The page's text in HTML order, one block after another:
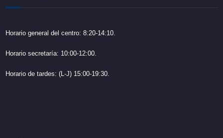
Horario general del centro: 8:20-14:10.
Horario secretaría: 10:00-12:00.
Horario de tardes: (L-J) 15:00-19:30.